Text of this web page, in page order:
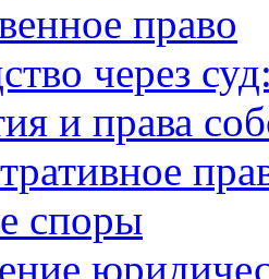
право
через
и права
споры